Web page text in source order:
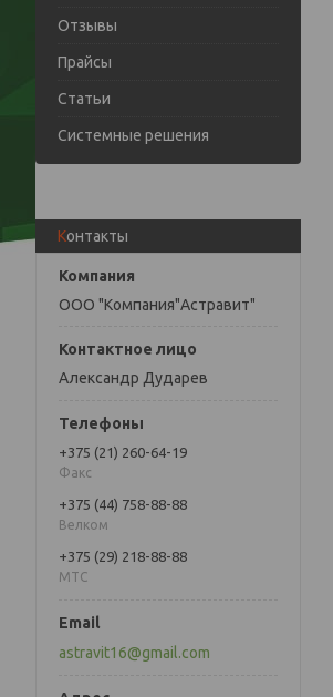
Отзывы
Прайсы
Статьи
Системные решения
Контакты
ООО "Компания"Астравит"
Александр Дударев
+375 (21) 260-64-19
Факс
+375 (44) 758-88-88
Велком
+375 (29) 218-88-88
МТС
astravit16@gmail.com